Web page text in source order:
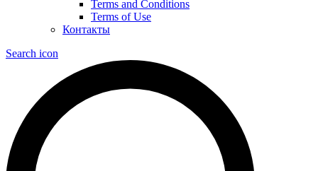
Terms and Conditions
Terms of Use
Контакты
Search icon